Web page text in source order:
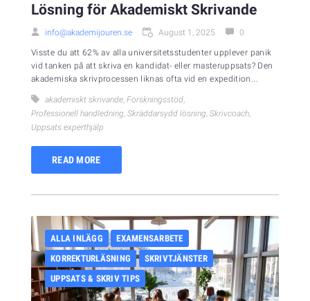
Lösning för Akademiskt Skrivande
info@akademijouren.se August 1, 2025 0
Visste du att 62% av alla universitetsstudenter upplever panik
vid tanken på att skriva en kandidat- eller masteruppsats? Den
akademiska skrivprocessen liknas ofta vid en expedition...
akademiskt skrivande, Forskningsstöd,
Professionell handledning, Skräddarsydd lösning, Skrivcoach,
Uppsats experthjälp
READ MORE
ALLA INLÄGG
EXAMENSARBETE
KORREKTURLÄSNING
SKRIVTJÄNSTER
UPPSATS & SKRIV TIPS